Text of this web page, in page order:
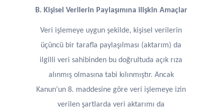
B. Kişisel Verilerin Paylaşımına ilişkin Amaçlar
Veri işlemeye uygun şekilde, kişisel verilerin
üçüncü bir tarafla paylaşılması (aktarım) da
ilgilli veri sahibinden bu doğrultuda açık rıza
alınmış olmasına tabi kılınmıştır. Ancak
Kanun’un 8. maddesine göre veri işlemeye izin
verilen şartlarda veri aktarımı da